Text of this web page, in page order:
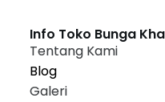
Info Toko Bunga
Tentang Kami
Blog
Galeri